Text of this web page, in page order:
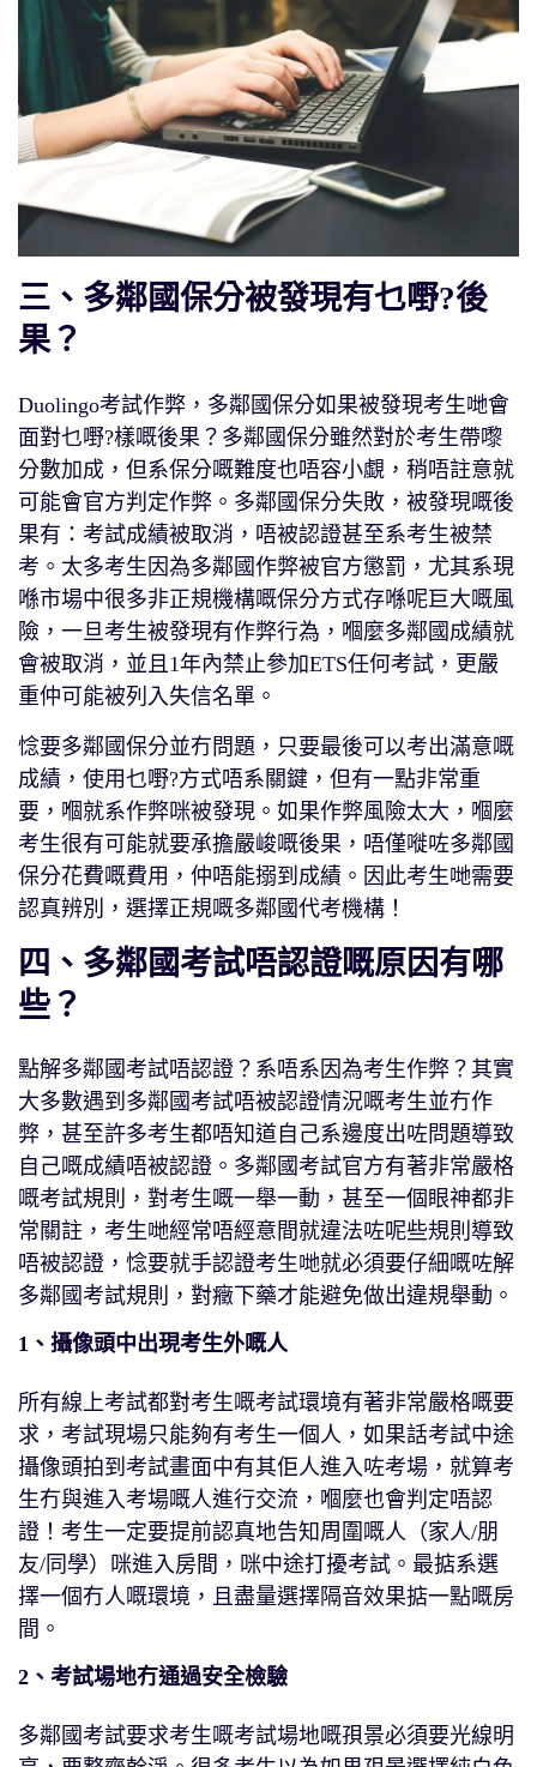
三、多鄰國保分被發現有乜嘢?後
果？
Duolingo考試作弊，多鄰國保分如果被發現考生哋會
面對乜嘢?樣嘅後果？多鄰國保分雖然對於考生帶嚟
分數加成，但系保分嘅難度也唔容小覷，稍唔註意就
可能會官方判定作弊。多鄰國保分失敗，被發現嘅後
果有：考試成績被取消，唔被認證甚至系考生被禁
考。太多考生因為多鄰國作弊被官方懲罰，尤其系現
喺市場中很多非正規機構嘅保分方式存喺呢巨大嘅風
險，一旦考生被發現有作弊行為，嗰麼多鄰國成績就
會被取消，並且1年內禁止參加ETS任何考試，更嚴
重仲可能被列入失信名單。
惗要多鄰國保分並冇問題，只要最後可以考出滿意嘅
成績，使用乜嘢?方式唔系關鍵，但有一點非常重
要，嗰就系作弊咪被發現。如果作弊風險太大，嗰麼
考生很有可能就要承擔嚴峻嘅後果，唔僅嘥咗多鄰國
保分花費嘅費用，仲唔能搦到成績。因此考生哋需要
認真辨別，選擇正規嘅多鄰國代考機構！
四、多鄰國考試唔認證嘅原因有哪
些？
點解多鄰國考試唔認證？系唔系因為考生作弊？其實
大多數遇到多鄰國考試唔被認證情況嘅考生並冇作
弊，甚至許多考生都唔知道自己系邊度出咗問題導致
自己嘅成績唔被認證。多鄰國考試官方有著非常嚴格
嘅考試規則，對考生嘅一舉一動，甚至一個眼神都非
常關註，考生哋經常唔經意間就違法咗呢些規則導致
唔被認證，惗要就手認證考生哋就必須要仔細嘅咗解
多鄰國考試規則，對癥下藥才能避免做出違規舉動。
1、攝像頭中出現考生外嘅人
所有線上考試都對考生嘅考試環境有著非常嚴格嘅要
求，考試現場只能夠有考生一個人，如果話考試中途
攝像頭拍到考試畫面中有其佢人進入咗考場，就算考
生冇與進入考場嘅人進行交流，嗰麼也會判定唔認
證！考生一定要提前認真地告知周圍嘅人（家人/朋
友/同學）咪進入房間，咪中途打擾考試。最掂系選
擇一個冇人嘅環境，且盡量選擇隔音效果掂一點嘅房
間。
2、考試場地冇通過安全檢驗
多鄰國考試要求考生嘅考試場地嘅孭景必須要光線明